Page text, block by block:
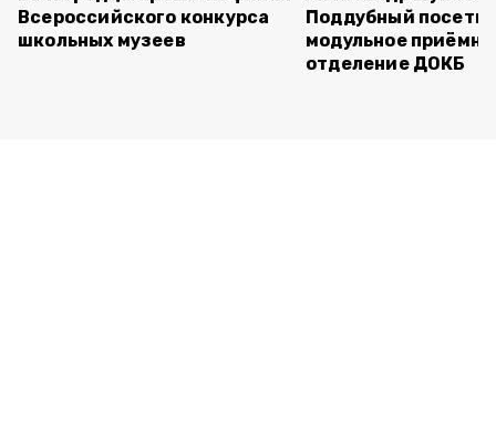
Всероссийского конкурса
школьных музеев
Поддубный
модульное
отделение ДОКБ